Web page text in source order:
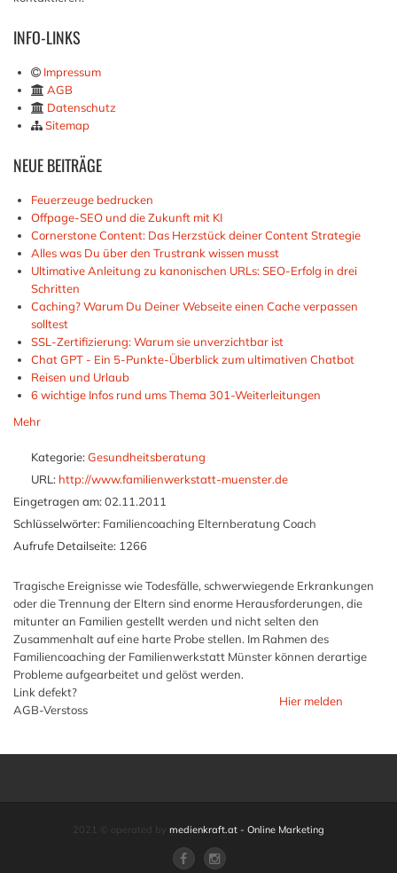
INFO-LINKS
Impressum
AGB
Datenschutz
Sitemap
NEUEBEITRÄGE
Feuerzeuge bedrucken
Offpage-SEO und die Zukunft mit KI
Cornerstone Content: Das Herzstück deiner Content Strategie
Alles was Du über den Trustrank wissen musst
Ultimative Anleitung zu kanonischen URLs: SEO-Erfolg in drei
Schritten
Caching? Warum Du Deiner Webseite einen Cache verpassen
solltest
SSL-Zertifizierung: Warum sie unverzichtbar ist
Chat GPT - Ein 5-Punkte-Überblick zum ultimativen Chatbot
Reisen und Urlaub
6 wichtige Infos rund ums Thema 301-Weiterleitungen
Mehr
Kategorie: Gesundheitsberatung
URL: http://www.familienwerkstatt-muenster.de
Eingetragen am: 02.11.2011
Schlüsselwörter: Familiencoaching Elternberatung Coach
Aufrufe Detailseite: 1266
Tragische Ereignisse wie Todesfälle, schwerwiegende Erkrankungen
oder die Trennung der Eltern sind enorme Herausforderungen, die
mitunter an Familien gestellt werden und nicht selten den
Zusammenhalt auf eine harte Probe stellen. Im Rahmen des
Familiencoaching der Familienwerkstatt Münster können derartige
Probleme aufgearbeitet und gelöst werden.
Link defekt?
AGB-Verstoss
Hier melden
2021 © operated by medienkraft.at - Online Marketing